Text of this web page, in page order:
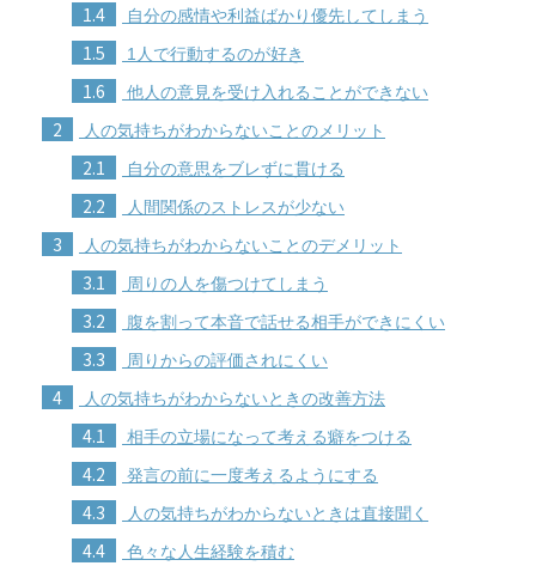
1.4 自分の感情や利益ばかり優先してしまう
1.5 1人で行動するのが好き
1.6 他人の意見を受け入れることができない
2 人の気持ちがわからないことのメリット
2.1 自分の意思をブレずに貫ける
2.2 人間関係のストレスが少ない
3 人の気持ちがわからないことのデメリット
3.1 周りの人を傷つけてしまう
3.2 腹を割って本音で話せる相手ができにくい
3.3 周りからの評価されにくい
4 人の気持ちがわからないときの改善方法
4.1 相手の立場になって考える癖をつける
4.2 発言の前に一度考えるようにする
4.3 人の気持ちがわからないときは直接聞く
4.4 色々な人生経験を積む